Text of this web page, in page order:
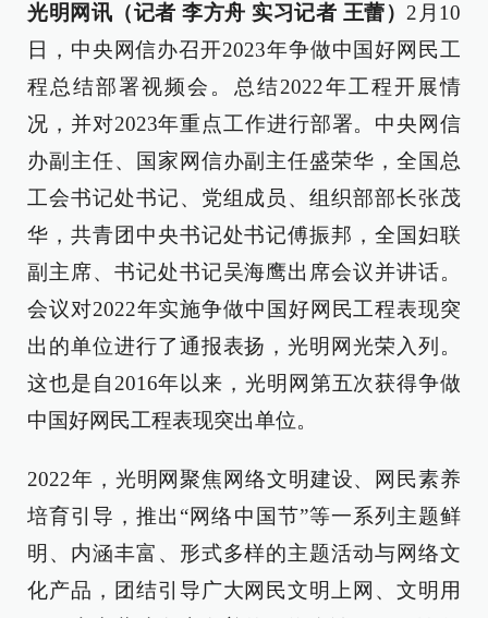
光明网讯（记者 李方舟 实习记者 王蕾） 2月10
日，中央网信办召开2023年争做中国好网民工
程总结部署视频会。总结2022年工程开展情
况，并对2023年重点工作进行部署。中央网信
办副主任、国家网信办副主任盛荣华，全国总
工会书记处书记、党组成员、组织部部长张茂
华，共青团中央书记处书记傅振邦，全国妇联
副主席、书记处书记吴海鹰出席会议并讲话。
会议对2022年实施争做中国好网民工程表现突
出的单位进行了通报表扬，光明网光荣入列。
这也是自2016年以来，光明网第五次获得争做
中国好网民工程表现突出单位。
2022年，光明网聚焦网络文明建设、网民素养
培育引导，推出“网络中国节”等一系列主题鲜
明、内涵丰富、形式多样的主题活动与网络文
化产品，团结引导广大网民文明上网、文明用